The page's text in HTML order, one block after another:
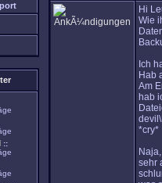
::
Hi
Wie
Ich
Hab
Am
hab
*cry*
sehr